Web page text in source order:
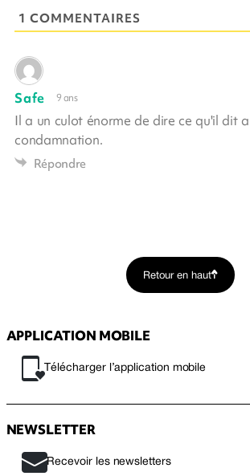
1 COMMENTAIRES
Safe 9 ans
Il a un culot énorme de dire ce qu'il dit
condamnation.
Répondre
Retour en haut
APPLICATION MOBILE
Télécharger l’application mobile
NEWSLETTER
Recevoir les newsletters